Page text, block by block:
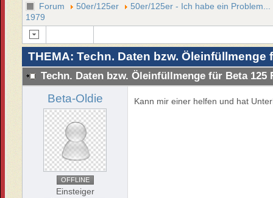
Forum
50er/125er
50er/125er - Ich habe ein Problem...
1979
THEMA: Techn. Daten bzw. Öleinfüllmenge
Techn. Daten bzw. Öleinfüllmenge für Beta 125
Beta-Oldie
OFFLINE
Einsteiger
Kann mir einer helfen und hat